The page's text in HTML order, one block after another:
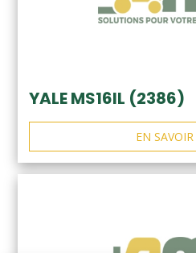
YALE MS16IL (2386)
EN